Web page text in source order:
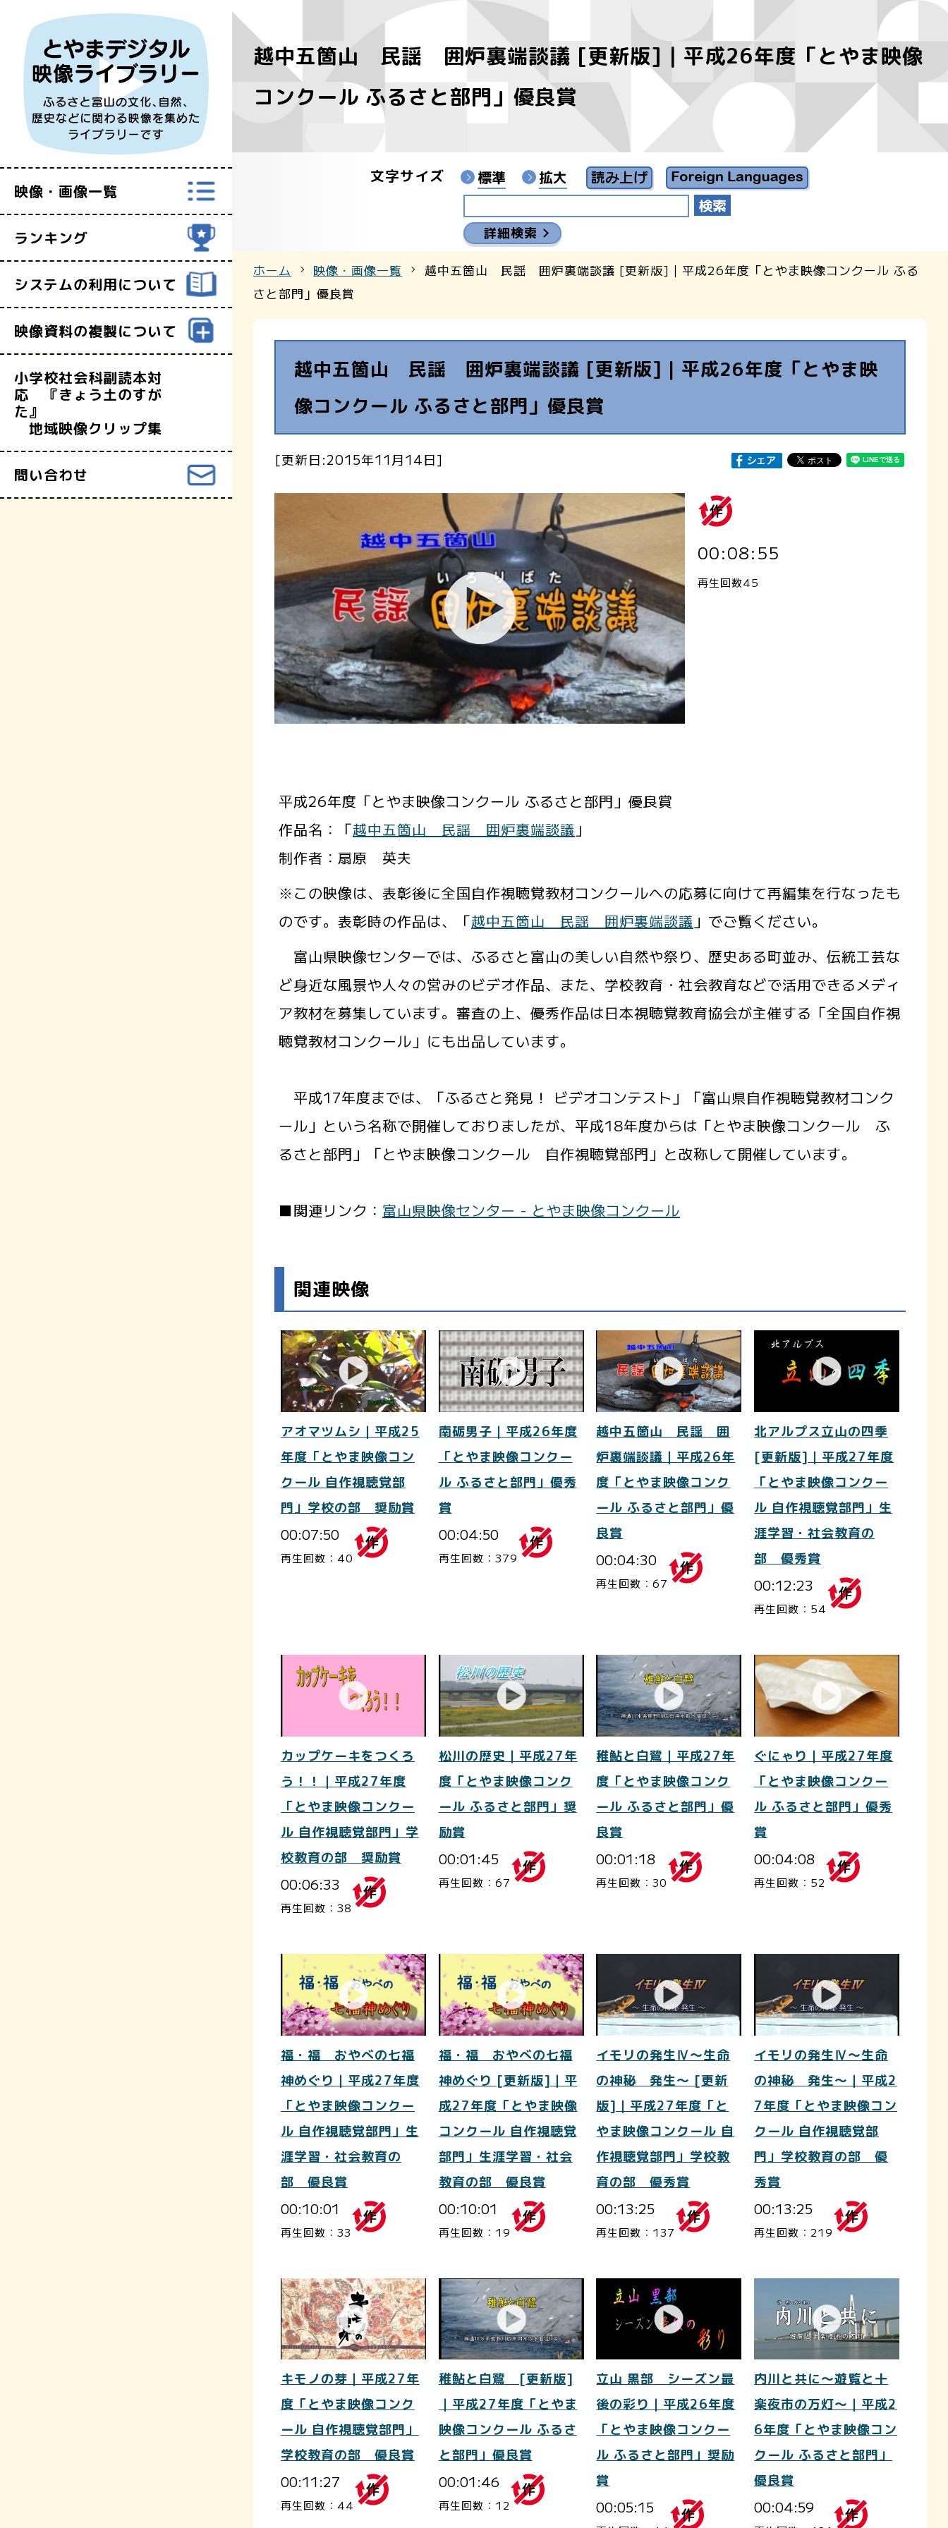
映像・画像一覧
すべての映像
富山県映像センターYouTubeチャンネル
ランキング
システムの利用について
映像資料の複製について
小学校社会科副読本対
応 『きょう土のすが
た』
地域映像クリップ集
問い合わせ
越中五箇山 民謡 囲炉裏端談議 [更新版]｜平成26年度「とやま映像
コンクール ふるさと部門」優良賞
文字サイズ 標準 拡大
詳細検索
ホーム 映像・画像一覧
越中五箇山 民謡 囲炉裏端談議 [更新版]｜平成26年度「とやま映像コンクール ふる
さと部門」優良賞
越中五箇山 民謡 囲炉裏端談議 [更新版]｜平成26年度「とやま映
像コンクール ふるさと部門」優良賞
[更新日:2015年11月14日]
00:08:55
再生回数45
平成26年度「とやま映像コンクール ふるさと部門」優良賞
作品名：「越中五箇山 民謡 囲炉裏端談議 」
制作者：扇原 英夫
※この映像は、表彰後に全国自作視聴覚教材コンクールへの応募に向けて再編集を行なったも
のです。表彰時の作品は、「越中五箇山 民謡 囲炉裏端談議 」でご覧ください。
富山県映像センターでは、ふるさと富山の美しい自然や祭り、歴史ある町並み、伝統工芸な
ど身近な風景や人々の営みのビデオ作品、また、学校教育・社会教育などで活用できるメディ
ア教材を募集しています。審査の上、優秀作品は日本視聴覚教育協会が主催する「全国自作視
聴覚教材コンクール」にも出品しています。
平成17年度までは、「ふるさと発見！ ビデオコンテスト」「富山県自作視聴覚教材コンク
ール」という名称で開催しておりましたが、平成18年度からは「とやま映像コンクール ふ
るさと部門」「とやま映像コンクール 自作視聴覚部門」と改称して開催しています。
■関連リンク： 富山県映像センター - とやま映像コンクール
関連映像
アオマツムシ｜平成25
年度「とやま映像コン
クール 自作視聴覚部
門」学校の部 奨励賞
00:07:50
再生回数：40
南砺男子｜平成26年度
「とやま映像コンクー
ル ふるさと部門」優秀
賞
00:04:50
再生回数：379
越中五箇山 民謡 囲
炉裏端談議｜平成26年
度「とやま映像コンク
ール ふるさと部門」優
良賞
00:04:30
再生回数：67
北アルプス立山の四季
[更新版]｜平成27年度
「とやま映像コンクー
ル 自作視聴覚部門」生
涯学習・社会教育の
部 優秀賞
00:12:23
再生回数：54
カップケーキをつくろ
う！！｜平成27年度
「とやま映像コンクー
ル 自作視聴覚部門」学
校教育の部 奨励賞
00:06:33
再生回数：38
松川の歴史｜平成27年
度「とやま映像コンク
ール ふるさと部門」奨
励賞
00:01:45
再生回数：67
稚鮎と白鷺｜平成27年
度「とやま映像コンク
ール ふるさと部門」優
良賞
00:01:18
再生回数：30
ぐにゃり｜平成27年度
「とやま映像コンクー
ル ふるさと部門」優秀
賞
00:04:08
再生回数：52
福・福 おやべの七福
神めぐり｜平成27年度
「とやま映像コンクー
ル 自作視聴覚部門」生
涯学習・社会教育の
部 優良賞
00:10:01
再生回数：33
福・福 おやべの七福
神めぐり [更新版]｜平
成27年度「とやま映像
コンクール 自作視聴覚
部門」生涯学習・社会
教育の部 優良賞
00:10:01
再生回数：19
イモリの発生Ⅳ～生命
の神秘 発生～ [更新
版]｜平成27年度「と
やま映像コンクール 自
作視聴覚部門」学校教
育の部 優秀賞
00:13:25
再生回数：137
イモリの発生Ⅳ～生命
の神秘 発生～｜平成2
7年度「とやま映像コン
クール 自作視聴覚部
門」学校教育の部 優
秀賞
00:13:25
再生回数：219
キモノの芽｜平成27年
度「とやま映像コンク
ール 自作視聴覚部門」
学校教育の部 優良賞
00:11:27
再生回数：44
稚鮎と白鷺 [更新版]
｜平成27年度「とやま
映像コンクール ふるさ
と部門」優良賞
00:01:46
再生回数：12
立山 黒部 シーズン最
後の彩り｜平成26年度
「とやま映像コンクー
ル ふるさと部門」奨励
賞
00:05:15
内川と共に～遊覧と十
楽夜市の万灯～｜平成2
6年度「とやま映像コン
クール ふるさと部門」
優良賞
00:04:59